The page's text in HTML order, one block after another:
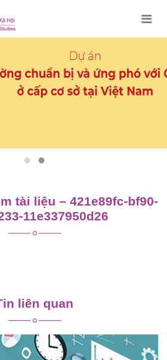
tài liệu – 421e89fc-bf90-
11e337950d26
liên quan